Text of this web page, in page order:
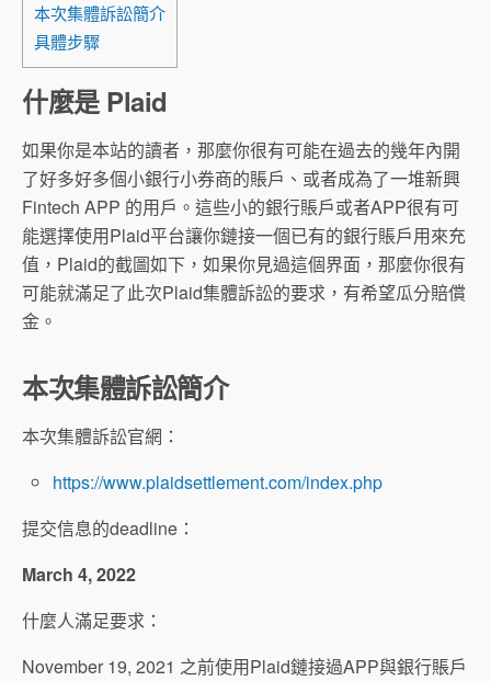
本次集體訴訟簡介
具體步驟
什麼是 Plaid
如果你是本站的讀者，那麼你很有可能在過去的幾年內開
了好多好多個小銀行小券商的賬戶、或者成為了一堆新興
Fintech APP 的用戶。這些小的銀行賬戶或者APP很有可
能選擇使用Plaid平台讓你鏈接一個已有的銀行賬戶用來充
值，Plaid的截圖如下，如果你見過這個界面，那麼你很有
可能就滿足了此次Plaid集體訴訟的要求，有希望瓜分賠償
金。
本次集體訴訟簡介
本次集體訴訟官網：
https://www.plaidsettlement.com/index.php
提交信息的deadline：
March 4, 2022
什麼人滿足要求：
November 19, 2021 之前使用Plaid鏈接過APP與銀行賬戶